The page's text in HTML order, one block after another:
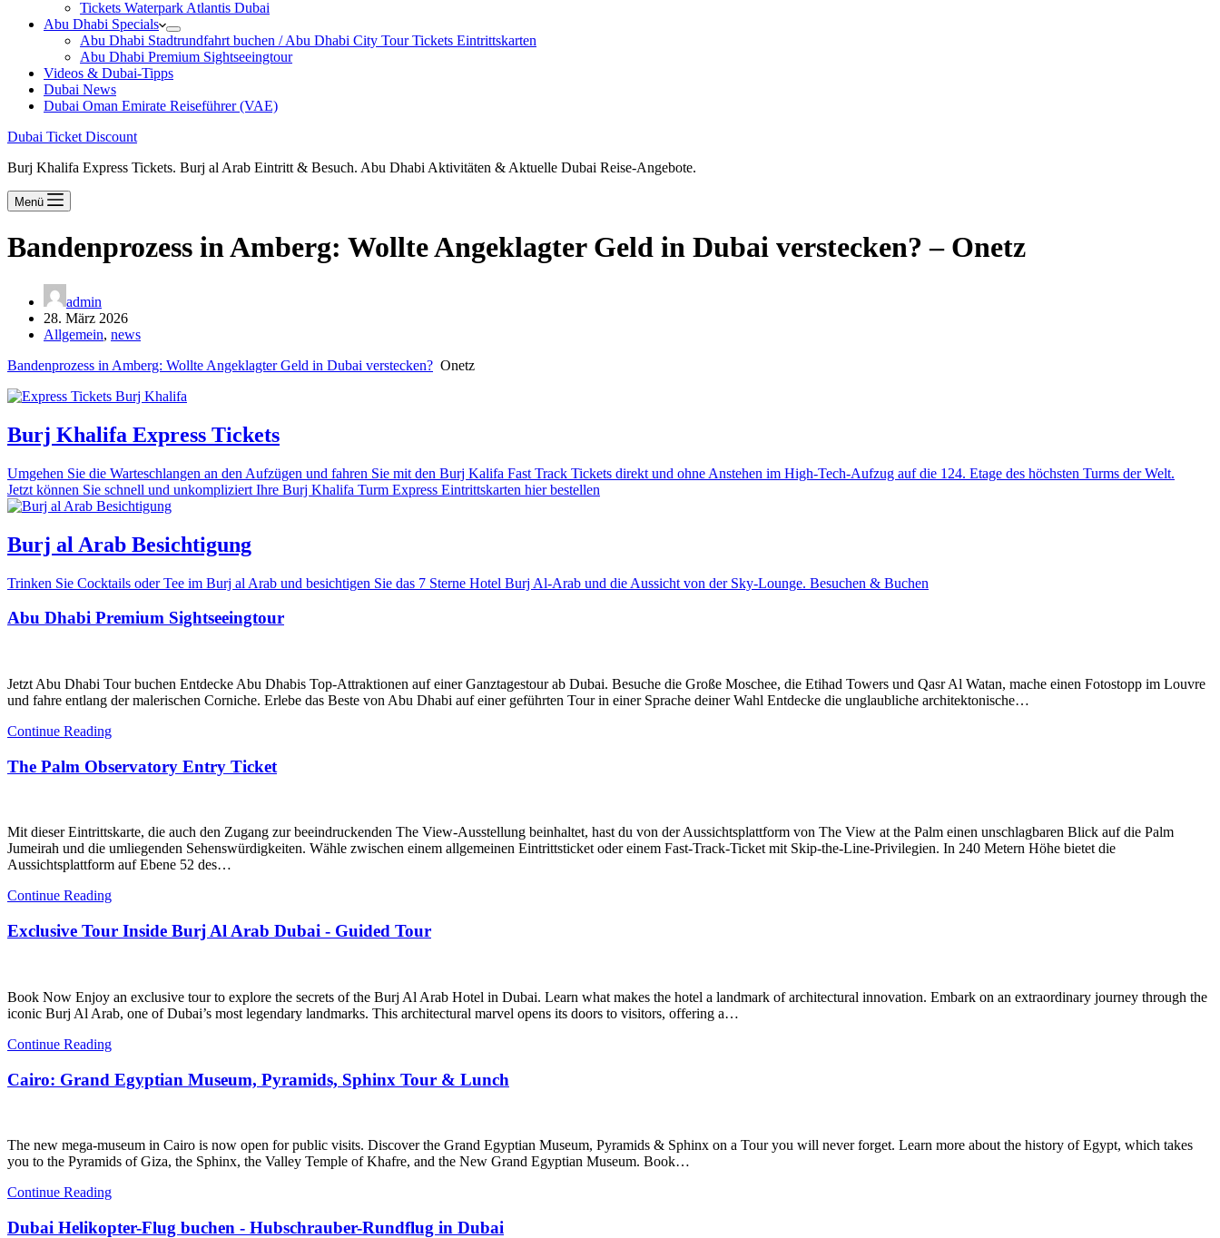
Tickets Waterpark Atlantis Dubai
Abu Dhabi Specials
Abu Dhabi Stadtrundfahrt buchen / Abu Dhabi City Tour Tickets Eintrittskarten
Abu Dhabi Premium Sightseeingtour
Videos & Dubai-Tipps
Dubai News
Dubai Oman Emirate Reiseführer (VAE)
Dubai Ticket Discount
Burj Khalifa Express Tickets. Burj al Arab Eintritt & Besuch. Abu Dhabi Aktivitäten & Aktuelle Dubai Reise-Angebote.
Menü
Bandenprozess in Amberg: Wollte Angeklagter Geld in Dubai verstecken? – Onetz
admin
28. März 2026
Allgemein, news
Bandenprozess in Amberg: Wollte Angeklagter Geld in Dubai verstecken? Onetz
Burj Khalifa Express Tickets
Umgehen Sie die Warteschlangen an den Aufzügen und fahren Sie mit den Burj Kalifa Fast Track Tickets direkt und ohne Anstehen im High-Tech-Aufzug auf die 124. Etage des höchsten Turms der Welt.
Jetzt können Sie schnell und unkompliziert Ihre Burj Khalifa Turm Express Eintrittskarten hier bestellen
Burj al Arab Besichtigung
Trinken Sie Cocktails oder Tee im Burj al Arab und besichtigen Sie das 7 Sterne Hotel Burj Al-Arab und die Aussicht von der Sky-Lounge. Besuchen & Buchen
Abu Dhabi Premium Sightseeingtour
Jetzt Abu Dhabi Tour buchen Entdecke Abu Dhabis Top-Attraktionen auf einer Ganztagestour ab Dubai. Besuche die Große Moschee, die Etihad Towers und Qasr Al Watan, mache einen Fotostopp im Louvre
und fahre entlang der malerischen Corniche. Erlebe das Beste von Abu Dhabi auf einer geführten Tour in einer Sprache deiner Wahl Entdecke die unglaubliche architektonische…
Continue Reading
The Palm Observatory Entry Ticket
Mit dieser Eintrittskarte, die auch den Zugang zur beeindruckenden The View-Ausstellung beinhaltet, hast du von der Aussichtsplattform von The View at the Palm einen unschlagbaren Blick auf die Palm
Jumeirah und die umliegenden Sehenswürdigkeiten. Wähle zwischen einem allgemeinen Eintrittsticket oder einem Fast-Track-Ticket mit Skip-the-Line-Privilegien. In 240 Metern Höhe bietet die
Aussichtsplattform auf Ebene 52 des…
Continue Reading
Exclusive Tour Inside Burj Al Arab Dubai - Guided Tour
Book Now Enjoy an exclusive tour to explore the secrets of the Burj Al Arab Hotel in Dubai. Learn what makes the hotel a landmark of architectural innovation. Embark on an extraordinary journey through the
iconic Burj Al Arab, one of Dubai’s most legendary landmarks. This architectural marvel opens its doors to visitors, offering a…
Continue Reading
Cairo: Grand Egyptian Museum, Pyramids, Sphinx Tour & Lunch
The new mega-museum in Cairo is now open for public visits. Discover the Grand Egyptian Museum, Pyramids & Sphinx on a Tour you will never forget. Learn more about the history of Egypt, which takes
you to the Pyramids of Giza, the Sphinx, the Valley Temple of Khafre, and the New Grand Egyptian Museum. Book…
Continue Reading
Dubai Helikopter-Flug buchen - Hubschrauber-Rundflug in Dubai